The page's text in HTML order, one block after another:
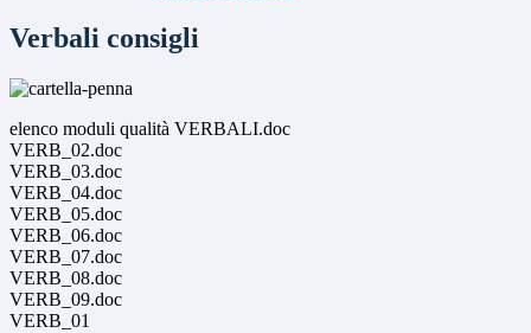
Verbali consigli
elenco moduli qualità VERBALI.doc
VERB_02.doc
VERB_03.doc
VERB_04.doc
VERB_05.doc
VERB_06.doc
VERB_07.doc
VERB_08.doc
VERB_09.doc
VERB_01